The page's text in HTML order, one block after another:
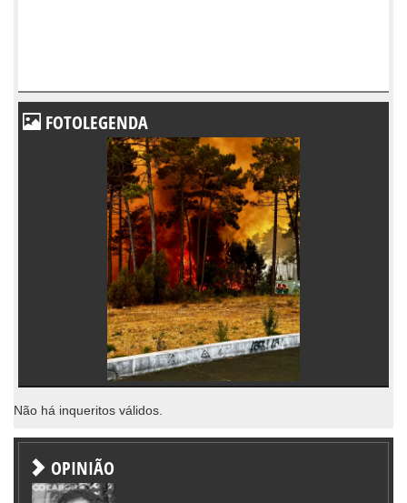
FOTOLEGENDA
Não há inqueritos válidos.
OPINIÃO